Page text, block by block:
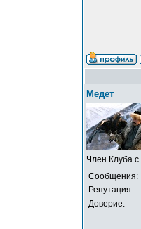
Медет
Член Клуба с
Сообщения:
Репутация:
Доверие: